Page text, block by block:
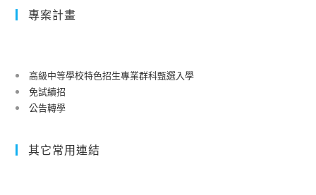
專案計畫
高級中等學校特色招生專業群科甄選入學
免試續招
公告轉學
其它常用連結